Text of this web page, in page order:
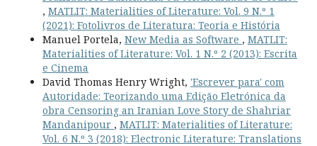
, MATLIT: Materialities of Literature: Vol. 9 N.º 1
(2021): Fotolivros de Literatura: Teoria e História
Manuel Portela, New Media as Software , MATLIT:
Materialities of Literature: Vol. 1 N.º 2 (2013): Escrita
e Cinema
David Thomas Henry Wright, 'Escrever para' com
Autoridade: Teorizando uma Edição Eletrónica da
obra Censoring an Iranian Love Story de Shahriar
Mandanipour , MATLIT: Materialities of Literature:
Vol. 6 N.º 3 (2018): Electronic Literature: Translations